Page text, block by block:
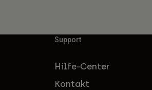
Support
Hilfe-Center
Kontakt